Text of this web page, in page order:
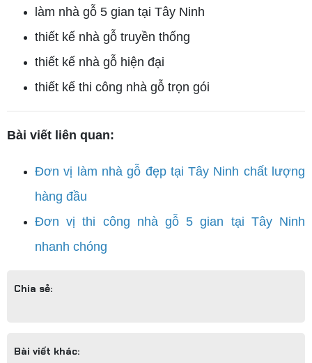
làm nhà gỗ 5 gian tại Tây Ninh
thiết kế nhà gỗ truyền thống
thiết kế nhà gỗ hiện đại
thiết kế thi công nhà gỗ trọn gói
Bài viết liên quan:
Đơn vị làm nhà gỗ đẹp tại Tây Ninh chất lượng
hàng đầu
Đơn vị thi công nhà gỗ 5 gian tại Tây Ninh
nhanh chóng
Chia sẻ:
Bài viết khác: